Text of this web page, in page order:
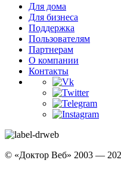
Для дома
Для бизнеса
Поддержка
Пользователям
Партнерам
О компании
Контакты
© «Доктор Веб» 2003 —